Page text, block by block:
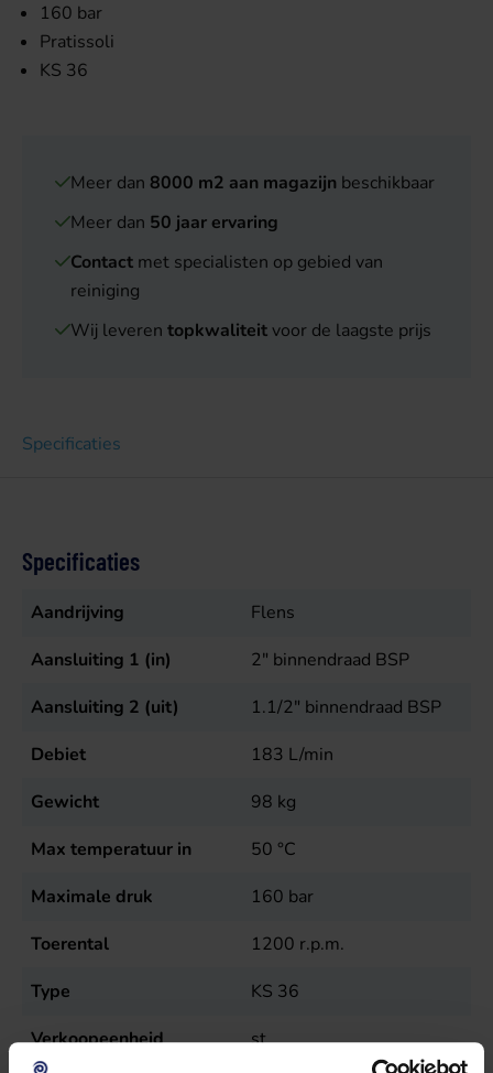
160 bar
Pratissoli
KS 36
Meer dan 8000 m2 aan magazijn beschikbaar
Meer dan 50 jaar ervaring
Contact met specialisten op gebied van
reiniging
Wij leveren topkwaliteit voor de laagste prijs
Specificaties
Specificaties
Aandrijving
Flens
Aansluiting 1 (in)
2" binnendraad BSP
Aansluiting 2 (uit)
1.1/2" binnendraad BSP
Debiet
183 L/min
Gewicht
98 kg
Max temperatuur in
50 °C
Maximale druk
160 bar
Toerental
1200 r.p.m.
Type
KS 36
Verkoopeenheid
st